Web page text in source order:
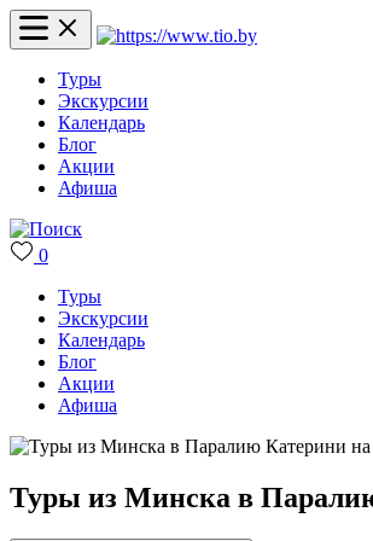
Туры
Экскурсии
Календарь
Блог
Акции
Афиша
0
Туры
Экскурсии
Календарь
Блог
Акции
Афиша
Туры из Минска в Паралию